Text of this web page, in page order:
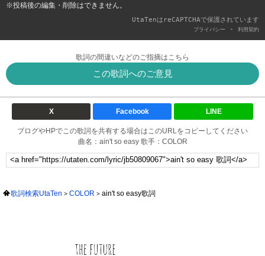
※投稿後の編集・削除はできません。
UtaTenはreCAPTCHAで保護されています
プライバシー - 利用契約
歌詞の間違いなどのご指摘はこちら
この歌詞へのご意見
X Facebook LINE
ブログやHPでこの歌詞を共有する場合はこのURLをコピーしてください
曲名：ain't so easy 歌手：COLOR
歌詞検索UtaTen COLOR ain't so easy歌詞